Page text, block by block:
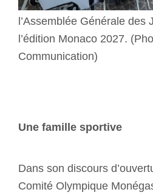
l’Assemblée Générale des
l’édition Monaco 2027.
Communication)
Une famille sportive
Dans son discours
Comité Olympique